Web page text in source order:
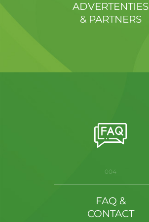
ADVERTENTIES
& PARTNERS
004
FAQ &
CONTACT